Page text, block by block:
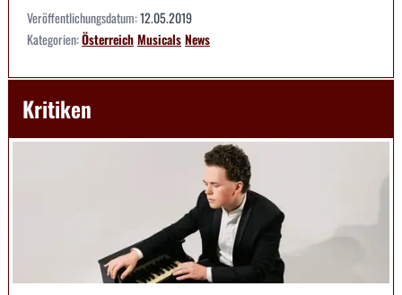
Veröffentlichungsdatum:12.05.2019
Kategorien:ÖsterreichMusicalsNews
Kritiken